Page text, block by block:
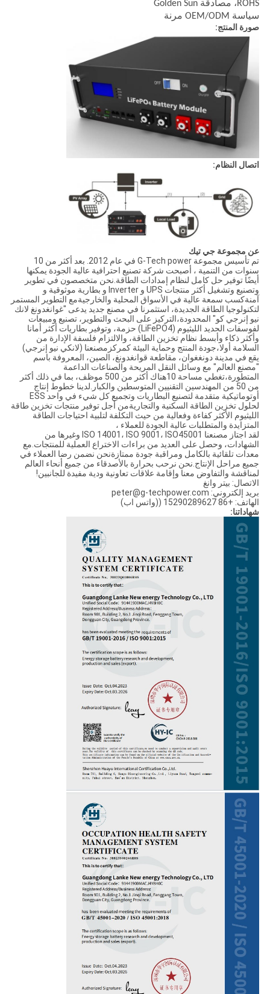
ROHS، مصادقة Golden Sun
سياسة OEM/ODM مرنة
صورة المنتج:
اتصال النظام:
عن مجموعة جي تيك
تم تأسيس مجموعة G-Tech power في عام 2012. بعد أكثر من 10
سنوات من التنمية ، أصبحت شركة تصنيع احترافية عالية الجودة يمكنها
أيضًا توفير حل كامل لنظام إمدادات الطاقة.نحن متخصصون في تطوير
وتصنيع وتشغيل أكثر منتجات UPS و Inverter و بطارية موثوقية و
آمنةكسب سمعة عالية في الأسواق المحلية والخارجيةمع التطوير المستمر
لتكنولوجيا الطاقة الجديدة، استثمرنا في مصنع جديد يدعى "غوانغدونغ لانك
نيو إنرجي كو" المحدودة،التركيز على البحث والتطوير، تصنيع ومبيعات
لفوسفات الحديد الليثيوم (LiFePO4) حزمة، وتوفير بطاريات أكثر أمانا
وأكثر ذكاء وأبسط نظام تخزين الطاقة، والالتزام فلسفة الإدارة من
السلامة أولا،جودة المنتج وحماية البيئة كمركزمصنعنا (لانكي نيو إنرجي)
يقع في مدينة دونغغوان، مقاطعة قوانغدونغ، الصين، المعروفة باسم
"مصنع العالم" مع وسائل النقل المريحة والصناعات الداعمة
المتطورة،تغطي مساحة 10هناك أكثر من 500 موظف، بما في ذلك أكثر
من 50 من المهندسين التقنيين المتوسطين والكبار.لدينا خطوط إنتاج
أوتوماتيكية متقدمة لتصنيع البطاريات وتجميع كل شيء في واحد ESS
لحلول تخزين الطاقة السكنية والتجاريةمن أجل توفير منتجات تخزين طاقة
الليثيوم الأكثر كفاءة وفعالية من حيث التكلفة لتلبية احتياجات الطاقة
المتزايدة والمتطلبات عالية الجودة للعملاء ،
لقد اجتاز مصنعنا ISO 14001، ISO 9001، ISO45001 وغيرها من
الشهادات، وحصل على العديد من براءات الاختراع العملية للمنتجات.مع
معدات تلقائية بالكامل ومراقبة جودة ممتازةنحن نضمن رضا العملاء في
جميع مراحل الإنتاج.نحن نرحب بحرارة بالأصدقاء من جميع أنحاء العالم
لمناقشة والتفاوض معنا وإقامة علاقات تعاونية ودية مفيدة للجانبين!
الاتصال: بيتر وانغ
بريد إلكتروني: peter@g-techpower.com
الهاتف: +86 15290289627 ((واتس اب)
شهاداتنا: